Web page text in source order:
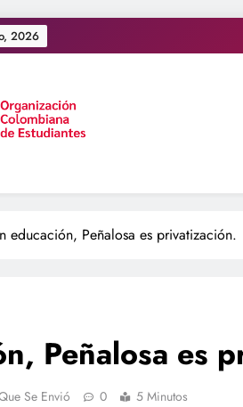
2026
educación, Peñalosa es privatización.
Peñalosa es
Se Envió 0 5 Minutos